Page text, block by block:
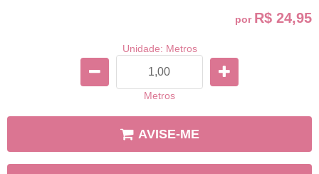
por R$ 24,95
Unidade: Metros
Metros
AVISE-ME